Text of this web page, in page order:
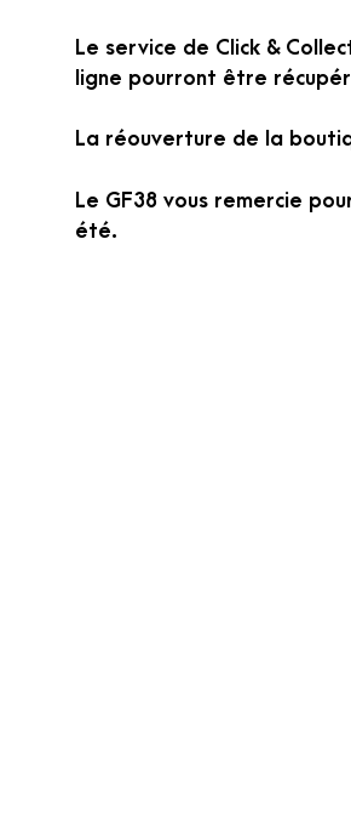
Le service de Click &
ligne pourront être
La réouverture de la
Le GF38 vous remercie
été.